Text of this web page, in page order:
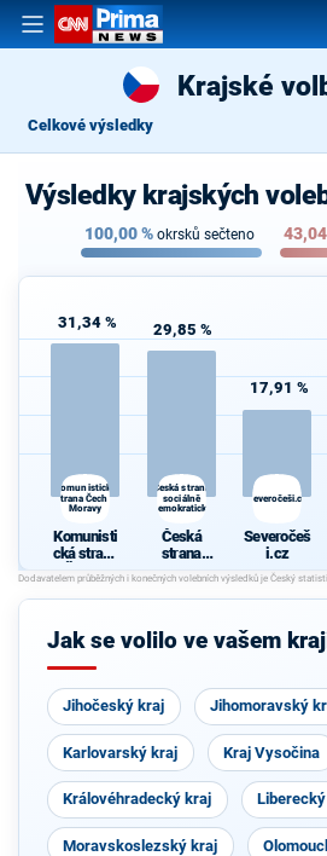
Krajské
Celkové výsledky
Výsledky krajských
100,00% okrsků sečteno 43,04
31,34 %
Komunistická
strana Čech a
Moravy
Komunisti
cká strana
Čech a
Moravy
29,85 %
Česká strana
sociálně
demokratická
Česká
strana
sociálně
demokrati
cká
17,91 %
Severočeši.cz
Severočeš
i.cz
Jak se volilo ve vašem
Jihočeský kraj Jihomoravský
Karlovarský kraj Kraj Vysočina
Královéhradecký kraj
Moravskoslezský kraj